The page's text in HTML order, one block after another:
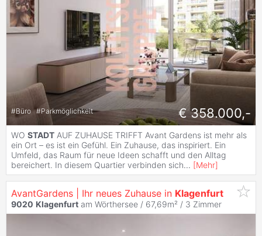
#Büro #Parkmöglichkeit € 358.000,-
WO STADT AUF ZUHAUSE TRIFFT Avant Gardens ist mehr als
ein Ort – es ist ein Gefühl. Ein Zuhause, das inspiriert. Ein
Umfeld, das Raum für neue Ideen schafft und den Alltag
bereichert. In diesem Quartier verbinden sich... [Mehr]
AvantGardens | Ihr neues Zuhause in Klagenfurt
9020 Klagenfurt am Wörthersee / 67,69m² / 3 Zimmer